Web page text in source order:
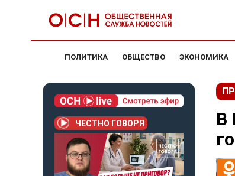
ПОЛИТИКА ОБЩЕСТВО ЭКОНОМИКА
ЧЕСТНО ГОВОРЯ
В